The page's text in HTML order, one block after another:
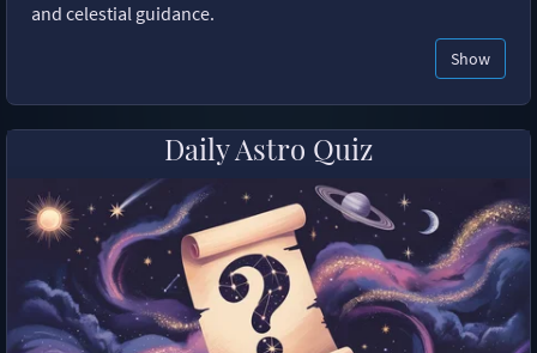
and celestial guidance.
Show
Daily Astro Quiz